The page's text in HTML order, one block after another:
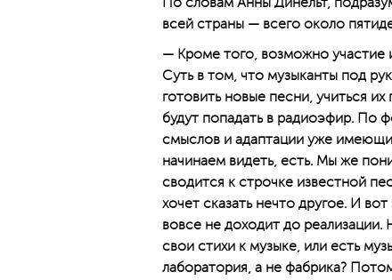
всей страны — всего около
— Кроме того, возможно участие
Суть в том, что музыканты под
готовить новые песни, учиться
будут попадать в радиоэфир. По
смыслов и адаптации уже
начинаем видеть, есть. Мы же
сводится к строчке известной
хочет сказать нечто другое. И
вовсе не доходит до
свои стихи к музыке, или есть
лаборатория, а не фабрика?